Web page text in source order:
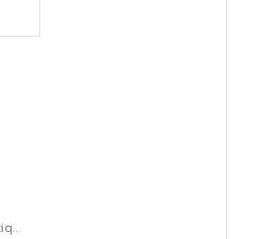
Top Cosmétiques